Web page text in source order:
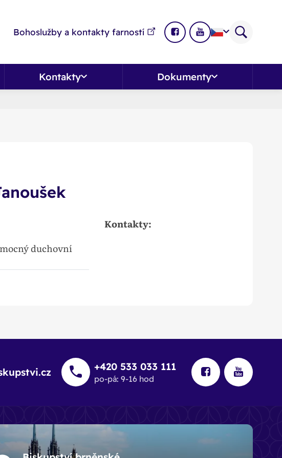
Kontakty Dokumenty
Bohoslužby a kontakty farností
duchovní
Kontakty:
+420 533 033 111
po-pá: 9-16 hod